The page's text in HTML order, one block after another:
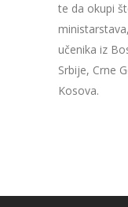
te da okupi
učenika iz
Srbije, Crne
Kosova.